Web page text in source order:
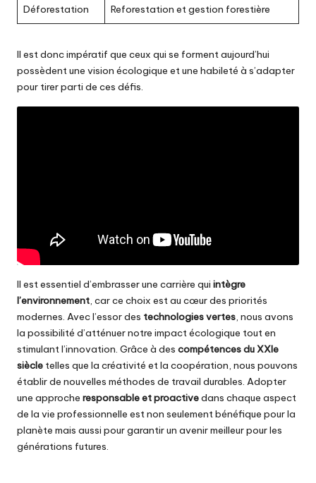
Déforestation Reforestation et gestion forestière
Il est donc impératif que ceux qui se forment aujourd’hui
possèdent une vision écologique et une habileté à s’adapter
pour tirer parti de ces défis.
Il est essentiel d’embrasser une carrière qui intègre
l’environnement, car ce choix est au cœur des priorités
modernes. Avec l’essor des technologies vertes, nous avons
la possibilité d’atténuer notre impact écologique tout en
stimulant l’innovation. Grâce à des compétences du XXIe
siècle telles que la créativité et la coopération, nous pouvons
établir de nouvelles méthodes de travail durables. Adopter
une approche responsable et proactivedans chaque aspect
de la vie professionnelle est non seulement bénéfique pour la
planète mais aussi pour garantir un avenir meilleur pour les
générations futures.